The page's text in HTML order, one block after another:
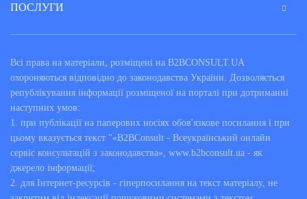
ПОСЛУГИ
Всі права на матеріали, розміщені на B2BCONSULT.UA
охороняються відповідно до законодавства України. Дозволяється
републікування інформації розміщеної на порталі при дотриманні
наступних умов:
1. при публікації на паперових носіях обов'язкове посилання і при
цьому вказується текст "«B2BConsult - Всеукраїнський онлайн
сервіс консультацій з законодавства», www.b2bconsult.ua - як
джерело інформації;
2. для Інтернет-ресурсів - гіперпосилання на текст матеріалу, не